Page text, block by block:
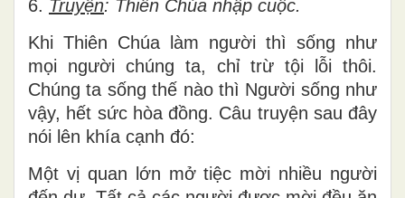
sống theo Lời Chúa.
6.Truyện: Thiên Chúa nhập cuộc.
Khi Thiên Chúa làm người thì sống như
mọi người chúng ta, chỉ trừ tội lỗi thôi.
Chúng ta sống thế nào thì Người sống như
vậy, hết sức hòa đồng. Câu truyện sau đây
nói lên khía cạnh đó: